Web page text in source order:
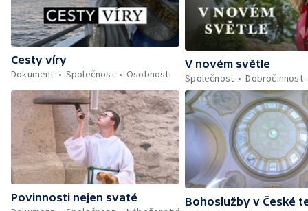
Cesty víry
Dokument
Společnost Osobnosti
V novém světle
Společnost
Dobročinnost
Povinnosti nejen svaté
Bohoslužby v České